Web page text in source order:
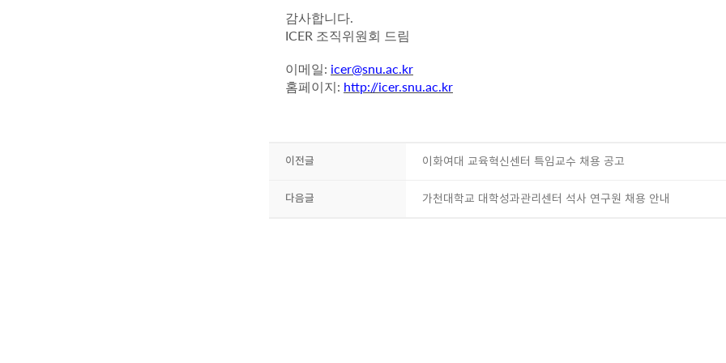
감사합니다
ICER 조직위원회 드림
이메일: icer@snu.ac.kr
홈페이지 : http://icer.snu.ac.kr
이전글 이화여대 교육혁신센터 특임교수 채용 공고
다음글 가천대학교 대학성과관리센터 석사 연구원 채용 안내